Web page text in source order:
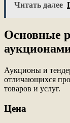
Читать далее
Основные
Аукционы и
отличающихся
товаров и услуг.
Цена